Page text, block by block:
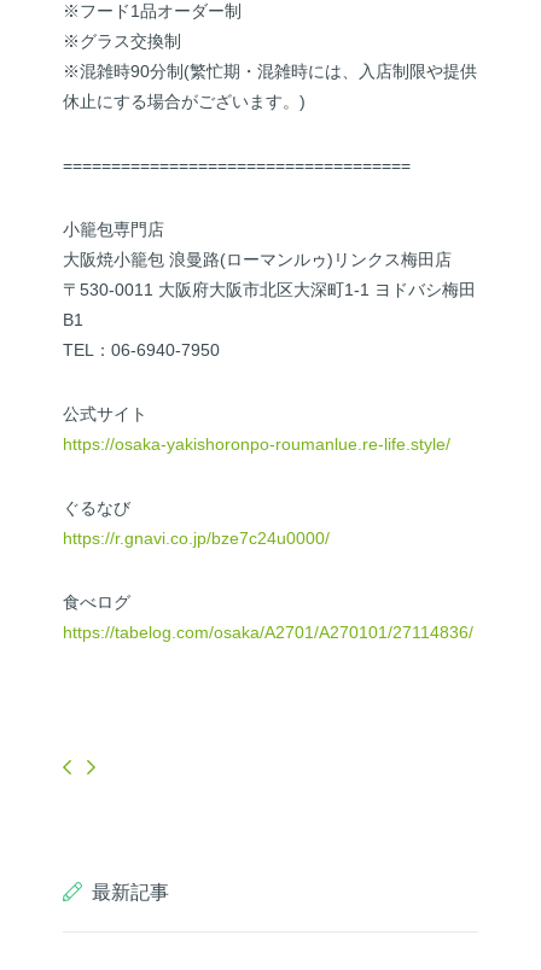
※フード1品オーダー制
※グラス交換制
※混雑時90分制(繁忙期・混雑時には、入店制限や提供
休止にする場合がございます。)
====================================
小籠包専門店
大阪焼小籠包 浪曼路(ローマンルゥ)リンクス梅田店
〒530-0011 大阪府大阪市北区大深町1-1 ヨドバシ梅田
B1
TEL：06-6940-7950
公式サイト
https://osaka-yakishoronpo-roumanlue.re-life.style/
ぐるなび
https://r.gnavi.co.jp/bze7c24u0000/
食べログ
https://tabelog.com/osaka/A2701/A270101/27114836/
最新記事